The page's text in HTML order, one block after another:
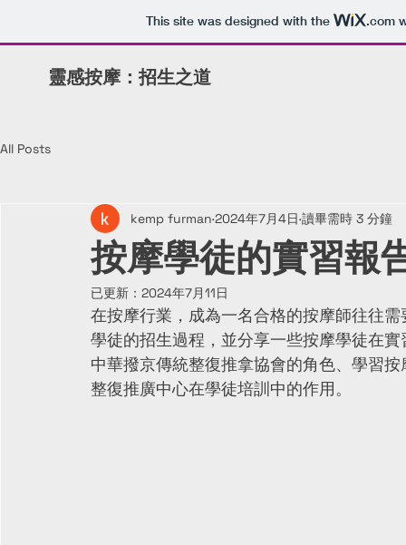
This site was designed with the .com
靈感按摩：招生之道
All Posts
按摩學徒的實習報
kemp furman 2024年7月4日 讀畢需時 3 分鐘
已更新： 2024年7月11日
在按摩行業，成為一名合格的按摩師往往
學徒的招生過程，並分享一些按摩學徒在
中華撥京傳統整復推拿協會的角色、學習
整復推廣中心在學徒培訓中的作用。